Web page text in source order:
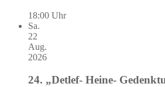
18:00 Uhr
Sa.
22
Aug.
2026
24. „Detlef- Heine-